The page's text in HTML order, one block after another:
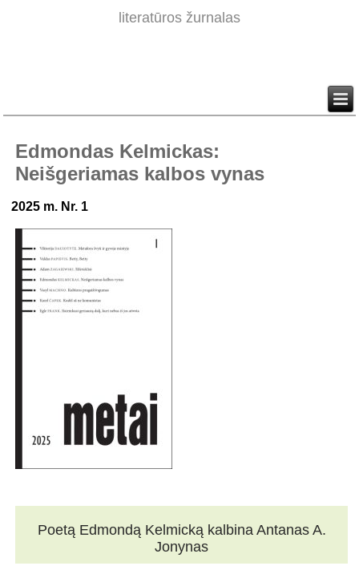
literatūros žurnalas
Edmondas Kelmickas:
Neišgeriamas kalbos vynas
2025 m. Nr. 1
Poetą Edmondą Kelmicką kalbina Antanas A.
Jonynas